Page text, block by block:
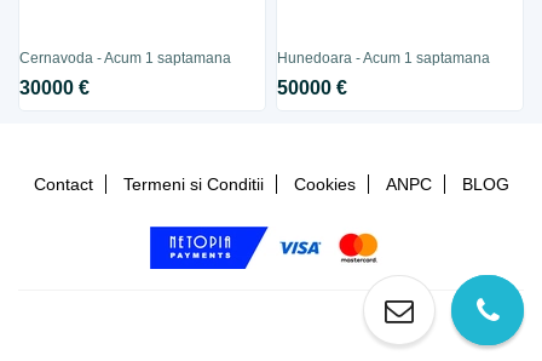
Cernavoda - Acum 1 saptamana
30000 €
Hunedoara - Acum 1 saptamana
50000 €
Contact Termeni si Conditii Cookies ANPC BLOG